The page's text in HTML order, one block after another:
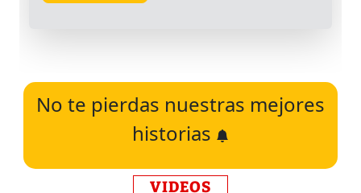
No te pierdas nuestras mejores
historias
VIDEOS